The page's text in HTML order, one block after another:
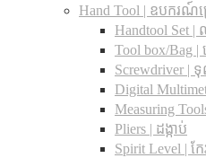
Hand Tool | ឧបករណ៍
Handtool Set
Tool box/Bag
Screwdriver
Digital
Measuring
Pliers | ដង្កាប់
Spirit Level | ក